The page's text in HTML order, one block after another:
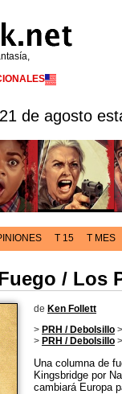
de agosto
T 15 T MES
/ Los
de Ken Follett
> PRH / Debolsillo >
> PRH / Debolsillo >
Una columna de
Kingsbridge por
cambiará Europa